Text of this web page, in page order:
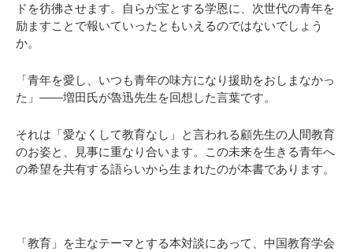
ドを彷彿させます。自らが宝とする学恩に、次世代の青年を
励ますことで報いていったともいえるのではないでしょう
か。
「青年を愛し、いつも青年の味方になり援助をおしまなかっ
た」――増田氏が魯迅先生を回想した言葉です。
それは「愛なくして教育なし」と言われる顧先生の人間教育
のお姿と、見事に重なり合います。この未来を生きる青年へ
の希望を共有する語らいから生まれたのが本書であります。
「教育」を主なテーマとする本対談にあって、中国教育学会